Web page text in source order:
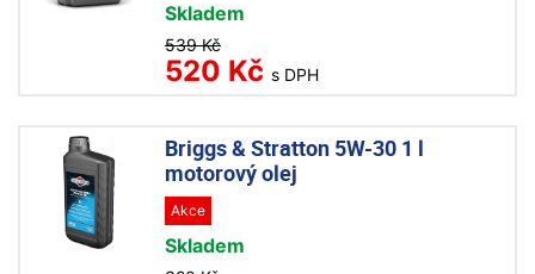
Skladem
539 Kč
520 Kč s DPH
Briggs & Stratton 5W-30 1 l
motorový olej
Akce
Skladem